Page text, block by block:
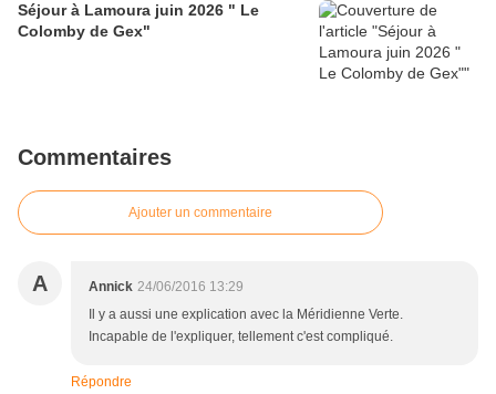
Séjour à Lamoura juin 2026 " Le
Colomby de Gex"
Commentaires
Ajouter un commentaire
A Annick 24/06/2016 13:29
Il y a aussi une explication avec la Méridienne Verte.
Incapable de l'expliquer, tellement c'est compliqué.
Répondre